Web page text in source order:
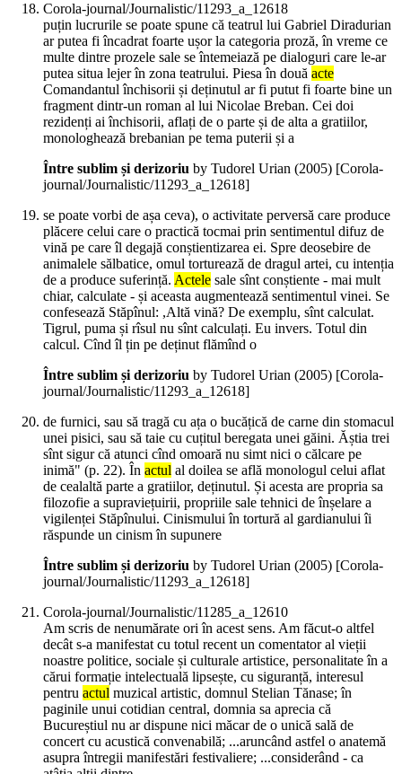
Corola-journal/Journalistic/11293_a_12618
puțin lucrurile se poate spune că teatrul lui Gabriel Diradurian
ar putea fi încadrat foarte ușor la categoria proză, în vreme ce
multe dintre prozele sale se întemeiază pe dialoguri care le-ar
putea situa lejer în zona teatrului. Piesa în două acte
Comandantul închisorii și deținutul ar fi putut fi foarte bine un
fragment dintr-un roman al lui Nicolae Breban. Cei doi
rezidenți ai închisorii, aflați de o parte și de alta a gratiilor,
monologhează brebanian pe tema puterii și a
Între sublim și derizoriu by Tudorel Urian (2005) [Corola-
journal/Journalistic/11293_a_12618]
se poate vorbi de așa ceva), o activitate perversă care produce
plăcere celui care o practică tocmai prin sentimentul difuz de
vină pe care îl degajă conștientizarea ei. Spre deosebire de
animalele sălbatice, omul torturează de dragul artei, cu intenția
de a produce suferință. Actele sale sînt conștiente - mai mult
chiar, calculate - și aceasta augmentează sentimentul vinei. Se
confesează Stăpînul: ,Altă vină? De exemplu, sînt calculat.
Tigrul, puma și rîsul nu sînt calculați. Eu invers. Totul din
calcul. Cînd îl țin pe deținut flămînd o
Între sublim și derizoriu by Tudorel Urian (2005) [Corola-
journal/Journalistic/11293_a_12618]
de furnici, sau să tragă cu ața o bucățică de carne din stomacul
unei pisici, sau să taie cu cuțitul beregata unei găini. Ăștia trei
sînt sigur că atunci cînd omoară nu simt nici o călcare pe
inimă" (p. 22). În actul al doilea se află monologul celui aflat
de cealaltă parte a gratiilor, deținutul. Și acesta are propria sa
filozofie a supraviețuirii, propriile sale tehnici de înșelare a
vigilenței Stăpînului. Cinismului în tortură al gardianului îi
răspunde un cinism în supunere
Între sublim și derizoriu by Tudorel Urian (2005) [Corola-
journal/Journalistic/11293_a_12618]
Corola-journal/Journalistic/11285_a_12610
Am scris de nenumărate ori în acest sens. Am făcut-o altfel
decât s-a manifestat cu totul recent un comentator al vieții
noastre politice, sociale și culturale artistice, personalitate în a
cărui formație intelectuală lipsește, cu siguranță, interesul
pentru actul muzical artistic, domnul Stelian Tănase; în
paginile unui cotidian central, domnia sa aprecia că
Bucureștiul nu ar dispune nici măcar de o unică sală de
concert cu acustică convenabilă; ...aruncând astfel o anatemă
asupra întregii manifestări festivaliere; ...considerând - ca